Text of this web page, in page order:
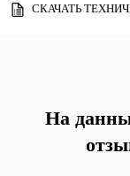
СКАЧАТЬ
На